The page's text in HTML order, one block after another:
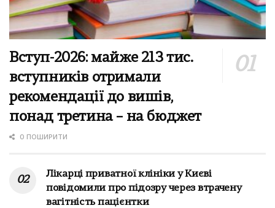
Вступ-2026: майже 213 тис.
вступників отримали
рекомендації до вишів,
понад третина – на бюджет
0 ПОШИРИТИ
Лікарці приватної клініки у Києві
повідомили про підозру через втрачену
вагітність пацієнтки